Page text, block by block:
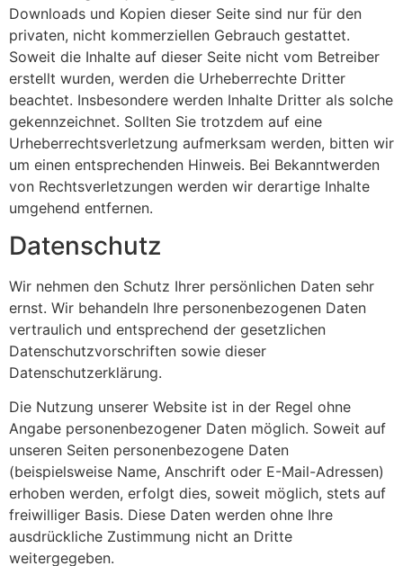
Downloads und Kopien dieser Seite sind nur für den
privaten, nicht kommerziellen Gebrauch gestattet.
Soweit die Inhalte auf dieser Seite nicht vom Betreiber
erstellt wurden, werden die Urheberrechte Dritter
beachtet. Insbesondere werden Inhalte Dritter als solche
gekennzeichnet. Sollten Sie trotzdem auf eine
Urheberrechtsverletzung aufmerksam werden, bitten wir
um einen entsprechenden Hinweis. Bei Bekanntwerden
von Rechtsverletzungen werden wir derartige Inhalte
umgehend entfernen.
Datenschutz
Wir nehmen den Schutz Ihrer persönlichen Daten sehr
ernst. Wir behandeln Ihre personenbezogenen Daten
vertraulich und entsprechend der gesetzlichen
Datenschutzvorschriften sowie dieser
Datenschutzerklärung.
Die Nutzung unserer Website ist in der Regel ohne
Angabe personenbezogener Daten möglich. Soweit auf
unseren Seiten personenbezogene Daten
(beispielsweise Name, Anschrift oder E-Mail-Adressen)
erhoben werden, erfolgt dies, soweit möglich, stets auf
freiwilliger Basis. Diese Daten werden ohne Ihre
ausdrückliche Zustimmung nicht an Dritte
weitergegeben.